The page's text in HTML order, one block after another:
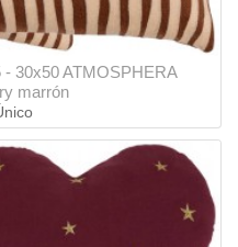
- 30x50 ATMOSPHERA
marrón